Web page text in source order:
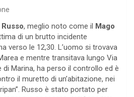
, meglio noto come il Mago
di un brutto incidente
verso le 12,30. L’uomo si trovava
e mentre transitava lungo Via
di Marina, ha perso il controllo ed è
il muretto di un’abitazione, nei
Russo è stato portato per